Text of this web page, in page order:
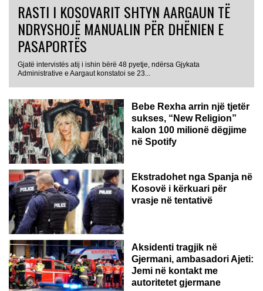
RASTI I KOSOVARIT SHTYN AARGAUN TË
NDRYSHOJË MANUALIN PËR DHËNIEN E
PASAPORTËS
Gjatë intervistës atij i ishin bërë 48 pyetje, ndërsa Gjykata
Administrative e Aargaut konstatoi se 23...
Bebe Rexha arrin një tjetër
sukses, “New Religion”
kalon 100 milionë dëgjime
në Spotify
Ekstradohet nga Spanja në
Kosovë i kërkuari për
vrasje në tentativë
GJERMANI
Aksidenti tragjik në
Gjermani, ambasadori Ajeti:
Jemi në kontakt me
autoritetet gjermane